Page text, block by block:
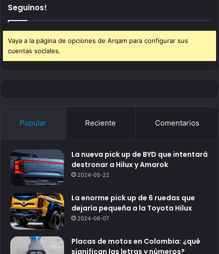
Seguinos!
Vaya a la página de opciones de Arqam para configurar sus
cuentas sociales.
Popular Reciente Comentarios
La nueva pick up de BYD que intentará
destronar a Hilux y Amarok
2024-05-22
La enorme pick up de 6 ruedas que
dejaría pequeña a la Toyota Hilux
2024-06-07
Placas de motos en Colombia: ¿qué
significan las letras y números?